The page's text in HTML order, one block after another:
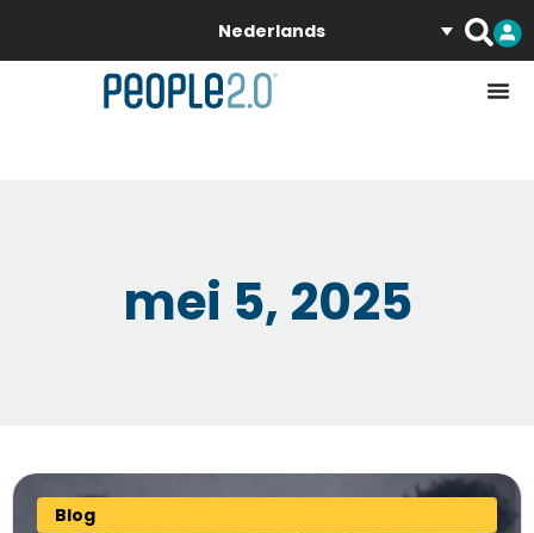
Nederlands
mei 5, 2025
Blog